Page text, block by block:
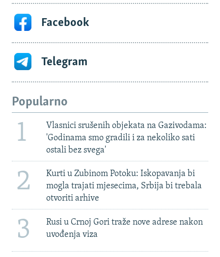
Facebook
Telegram
Popularno
1
Vlasnici srušenih objekata na Gazivodama:
'Godinama smo gradili i za nekoliko sati
ostali bez svega'
2
Kurti u Zubinom Potoku: Iskopavanja bi
mogla trajati mjesecima, Srbija bi trebala
otvoriti arhive
3
Rusi u Crnoj Gori traže nove adrese nakon
uvođenja viza